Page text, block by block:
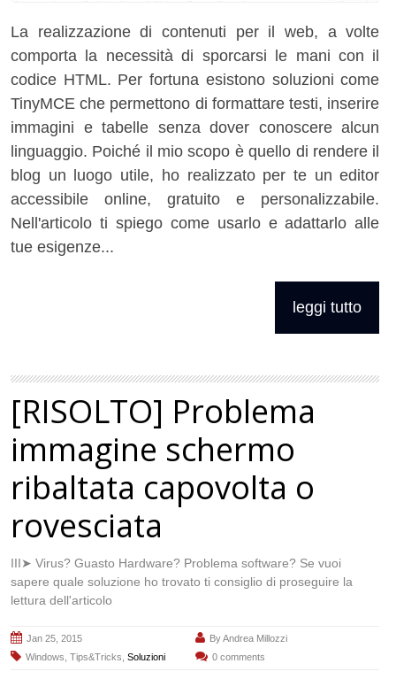
La realizzazione di contenuti per il web, a volte
comporta la necessità di sporcarsi le mani con il
codice HTML. Per fortuna esistono soluzioni come
TinyMCE che permettono di formattare testi, inserire
immagini e tabelle senza dover conoscere alcun
linguaggio. Poiché il mio scopo è quello di rendere il
blog un luogo utile, ho realizzato per te un editor
accessibile online, gratuito e personalizzabile.
Nell'articolo ti spiego come usarlo e adattarlo alle
tue esigenze...
leggi tutto
[RISOLTO] Problema
immagine schermo
ribaltata capovolta o
rovesciata
III➤ Virus? Guasto Hardware? Problema software? Se vuoi
sapere quale soluzione ho trovato ti consiglio di proseguire la
lettura dell'articolo
Jan 25, 2015 ByAndrea Millozzi
Windows Tips&Tricks Soluzioni 0 comments